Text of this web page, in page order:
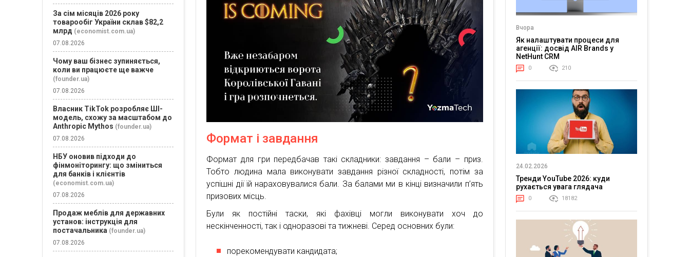
Формат і завдання
Формат для гри передбачав такі складники: завдання – бали – приз.
Тобто людина мала виконувати завдання різної складності, потім за
успішні дії їй нараховувалися бали. За балами ми в кінці визначили п’ять
призових місць.
Були як постійні таски, які фахівці могли виконувати хоч до
нескінченності, так і одноразові та тижневі. Серед основних були:
порекомендувати кандидата;
За сім місяців 2026 року
товарообіг України склав $82,2
млрд (economist.com.ua)
07.08.2026
Чому ваш бізнес зупиняється,
коли ви працюєте ще важче
(founder.ua)
07.08.2026
Власник TikTok розробляє ШІ-
модель, схожу за масштабом до
Anthropic Mythos (founder.ua)
07.08.2026
НБУ оновив підходи до
фінмоніторингу: що зміниться
для банків і клієнтів
(economist.com.ua)
07.08.2026
Продаж меблів для державних
установ: інструкція для
постачальника (founder.ua)
07.08.2026
Вчора
Як налаштувати процеси для
агенції: досвід AIR Brands у
NetHunt CRM
0 210
24.02.2026
Тренди YouTube 2026: куди
рухається увага глядача
0 18182